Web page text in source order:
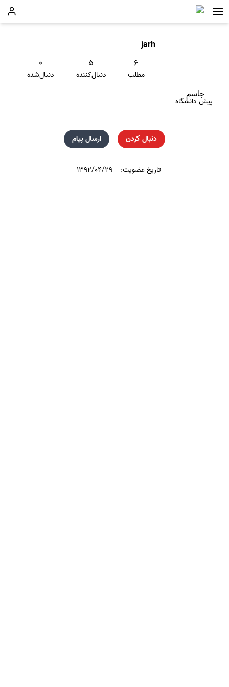
jarh
۶
مطلب
۵
دنبال‌کننده
۰
دنبال‌شده
جاسم
پیش دانشگاه
دنبال کردن ارسال پیام
تاریخ عضویت: ۱۳۹۲/۰۴/۲۹